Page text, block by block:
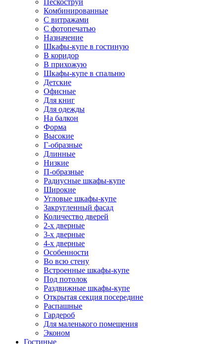
Пескоструй
Комбинированные
С витражами
С фотопечатью
Назначение
Шкафы-купе в гостиную
В коридор
В прихожую
Шкафы-купе в спальню
Детские
Офисные
Для книг
Для одежды
На балкон
Форма
Высокие
Г-образные
Длинные
Низкие
П-образные
Радиусные шкафы-купе
Широкие
Угловые шкафы-купе
Закругленный фасад
Количество дверей
2-х дверные
3-х дверные
4-х дверные
Особенности
Во всю стену
Встроенные шкафы-купе
Под потолок
Раздвижные шкафы-купе
Открытая секция посередине
Распашные
Гардероб
Для маленького помещения
Эконом
Гостиные